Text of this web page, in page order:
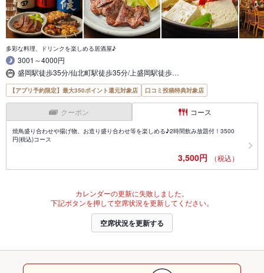
多彩な料理、ドリンクを楽しめる居酒屋♪
3001～4000円
盛岡駅徒歩35分/仙北町駅徒歩35分/上盛岡駅徒歩…
【アプリ予約限定】最大350ポイント還元対象店 口コミ投稿特典対象店
クーポン コース
焼鳥盛り合わせや揚げ物、お造り盛り合わせ等を楽しめる♪2時間飲み放題付！3500
円(税込)コース
3,500円 （税込）
カレンダーの更新に失敗しました。
下記ボタンを押して空席状況を更新してください。
空席状況を更新する